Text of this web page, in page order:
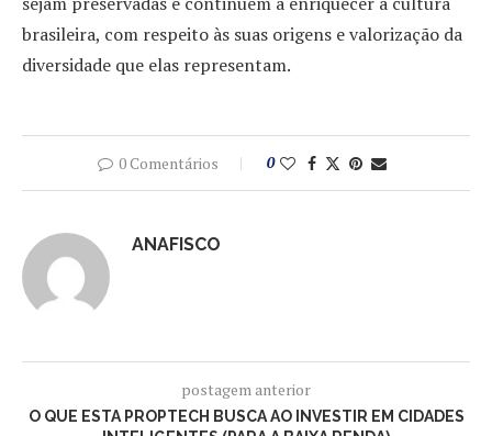
brasileira, com respeito às suas origens e valorização da
diversidade que elas representam.
0 Comentários 0
ANAFISCO
postagem anterior
O QUE ESTA PROPTECH BUSCA AO INVESTIR EM CIDADES